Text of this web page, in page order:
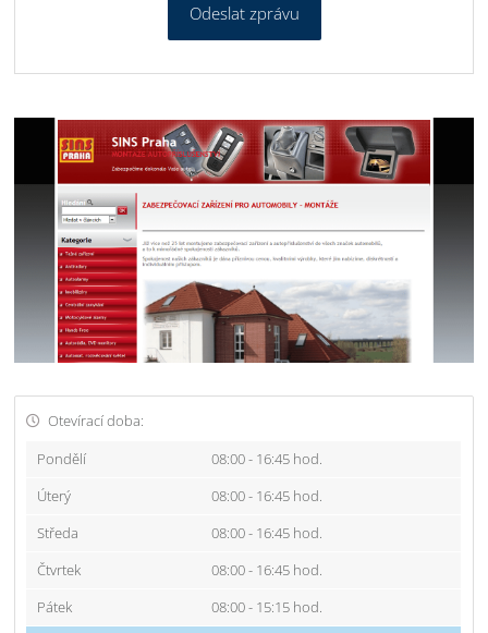
Odeslat zprávu
Otevírací doba:
Pondělí
08:00 - 16:45 hod.
Úterý
08:00 - 16:45 hod.
Středa
08:00 - 16:45 hod.
Čtvrtek
08:00 - 16:45 hod.
Pátek
08:00 - 15:15 hod.